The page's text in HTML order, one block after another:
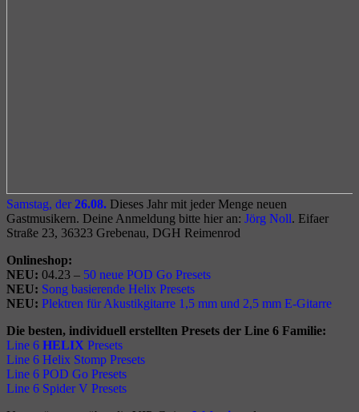
Samstag, der26.08. Dieses Jahr mit jeder Menge neuen
Gastmusikern. Deine Anmeldung bitte hier an: Jörg Noll. Eifaer
Straße 23, 36323 Grebenau, DGH Reimenrod
Onlineshop:
NEU: 04.23 – 50 neue POD Go Presets
NEU: Song basierende Helix Presets
NEU: Plektren für Akustikgitarre 1,5 mm und 2,5 mm E-Gitarre
Die besten, individuell erstellten Presets der Line 6 Familie:
Line 6 HELIX Presets
Line 6 Helix Stomp Presets
Line 6 POD Go Presets
Line 6 Spider V Presets